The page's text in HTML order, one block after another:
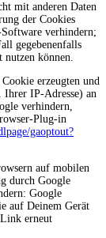
mit anderen Daten
der Cookies
verhindern;
gegebenenfalls
können.
erzeugten und
Ihrer IP-Adresse) an
verhindern,
Plug-in
gaoptout?
auf mobilen
durch Google
Google
auf Deinem Gerät
erneut